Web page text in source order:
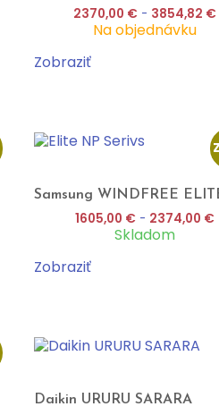
2370,00 € - 3854,82 €
Na objednávku
Zobraziť
Samsung WINDFREE
1605,00 € - 2374,00 €
Skladom
Zobraziť
Daikin URURU SARARA